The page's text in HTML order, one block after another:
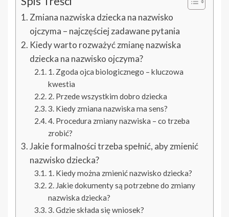
Zmiana nazwiska dziecka na nazwisko
ojczyma – najczęściej zadawane pytania
Kiedy warto rozważyć zmianę nazwiska
dziecka na nazwisko ojczyma?
1. Zgoda ojca biologicznego – kluczowa
kwestia
2. Przede wszystkim dobro dziecka
3. Kiedy zmiana nazwiska ma sens?
4. Procedura zmiany nazwiska – co trzeba
zrobić?
Jakie formalności trzeba spełnić, aby zmienić
nazwisko dziecka?
1. Kiedy można zmienić nazwisko dziecka?
2. Jakie dokumenty są potrzebne do zmiany
nazwiska dziecka?
3. Gdzie składa się wniosek?